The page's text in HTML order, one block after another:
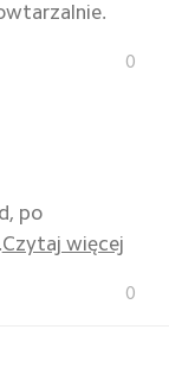
0
po
Czytaj więcej
0